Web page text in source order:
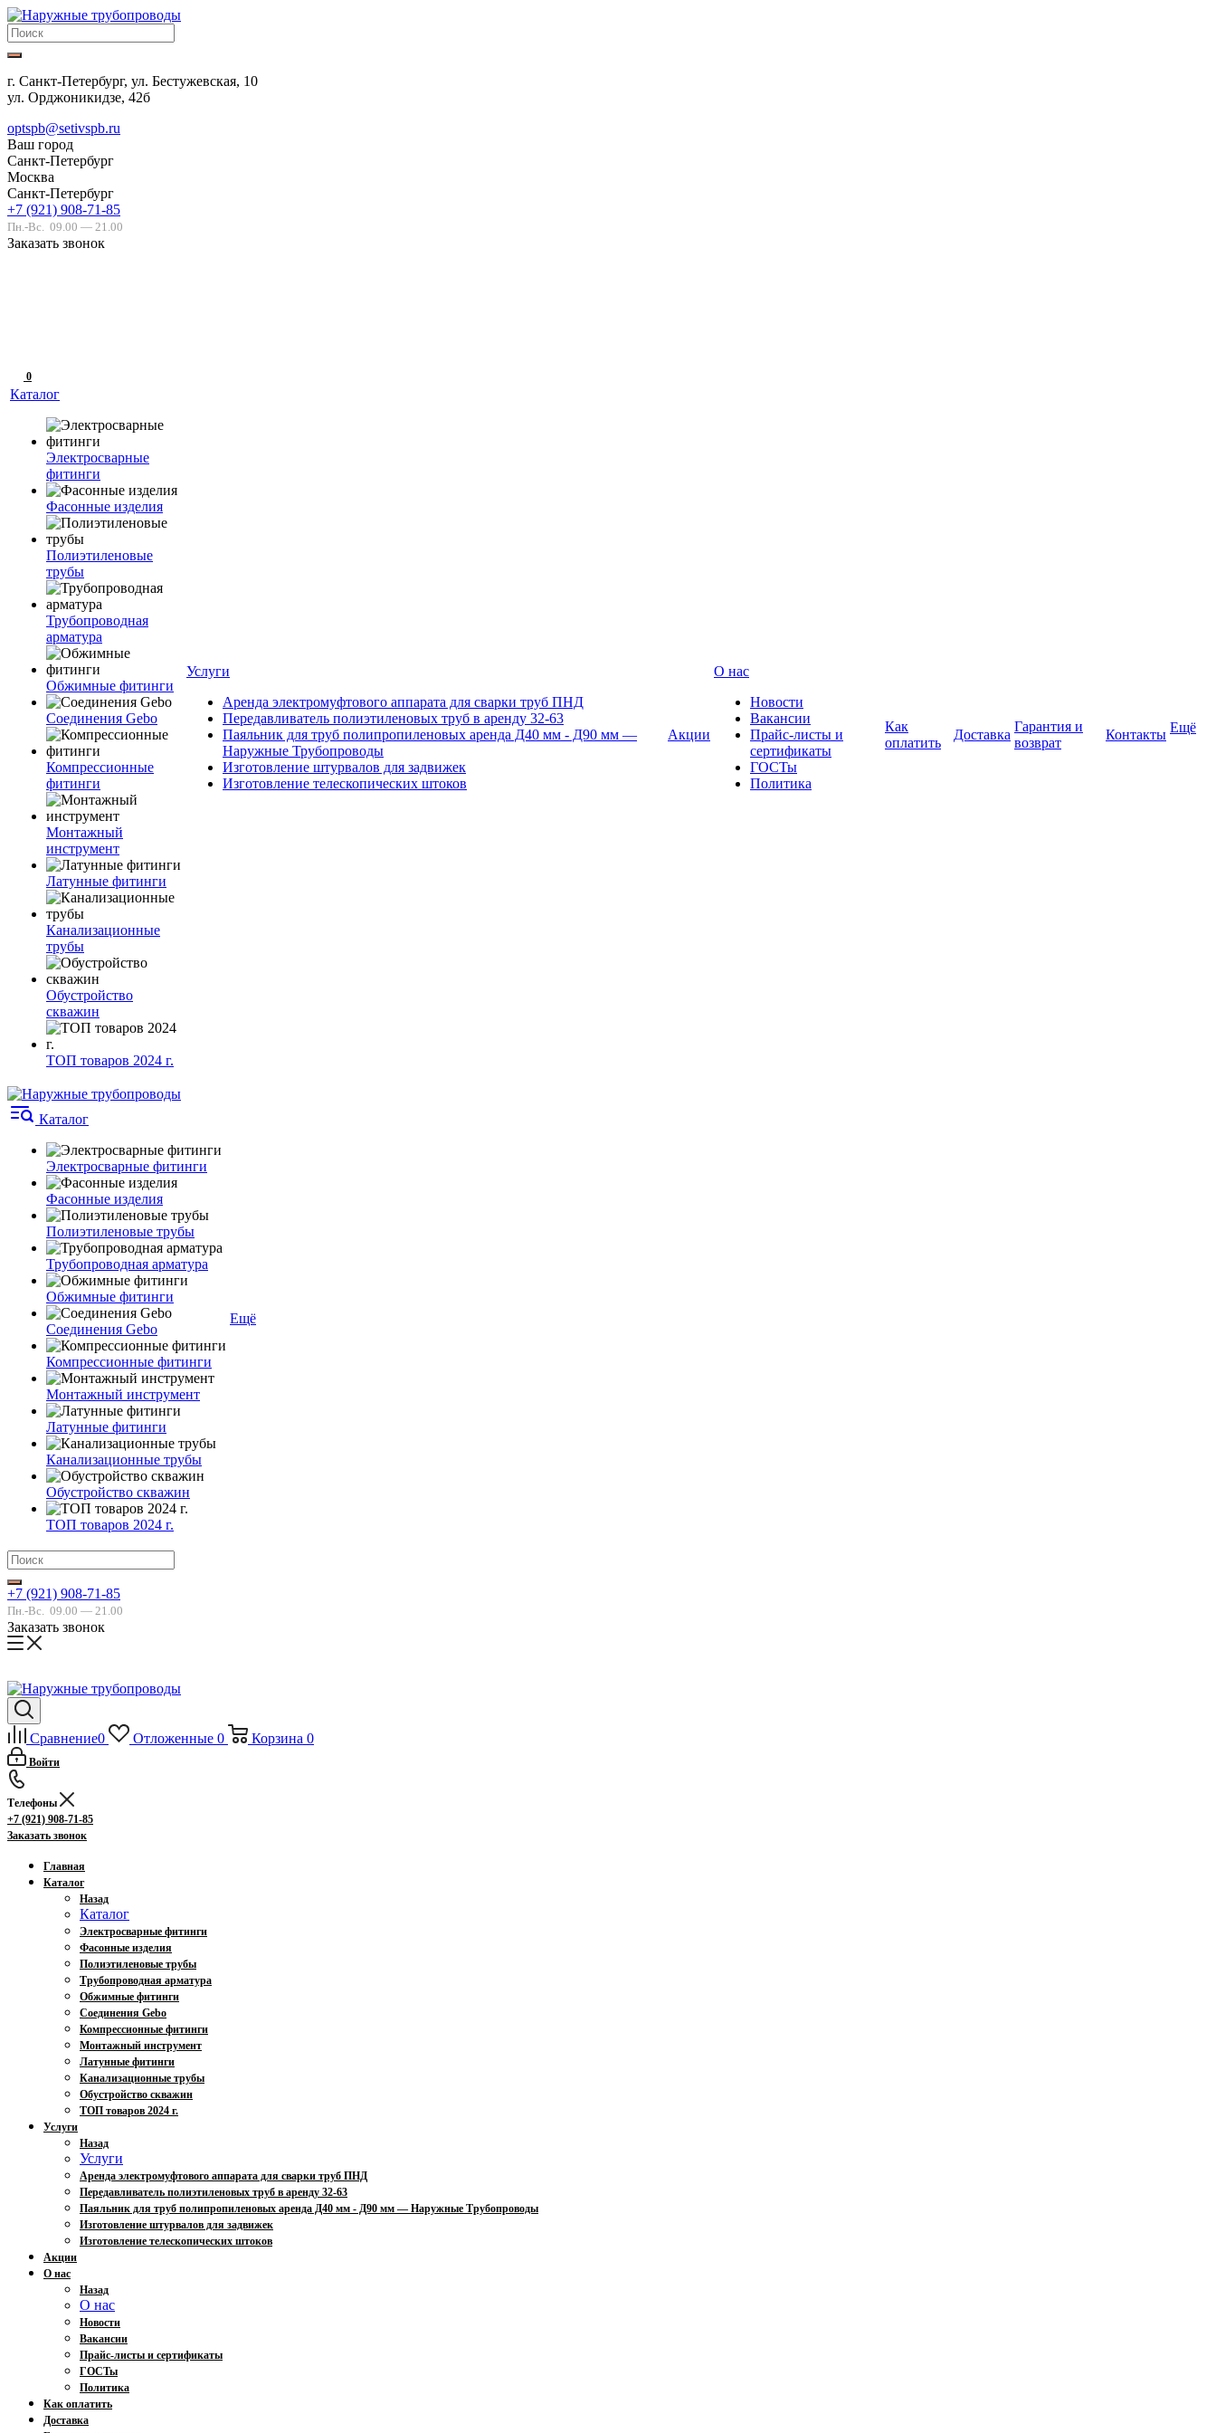
г. Санкт-Петербург, ул. Бестужевская, 10
ул. Орджоникидзе, 42б
optspb@setivspb.ru
Ваш город
Санкт-Петербург
Москва
Санкт-Петербург
+7 (921) 908-71-85
Пн.-Вс. 09.00 — 21.00
Заказать звонок
0
Каталог
Электросварные
фитинги
Фасонные изделия
Полиэтиленовые
трубы
Трубопроводная
арматура
Обжимные фитинги
Соединения Gebo
Компрессионные
фитинги
Монтажный
инструмент
Латунные фитинги
Канализационные
трубы
Обустройство
скважин
ТОП товаров 2024 г.
Услуги
Аренда электромуфтового аппарата для сварки труб ПНД
Передавливатель полиэтиленовых труб в аренду 32-63
Паяльник для труб полипропиленовых аренда Д40 мм - Д90 мм —
Наружные Трубопроводы
Изготовление штурвалов для задвижек
Изготовление телескопических штоков
Акции
О нас
Новости
Вакансии
Прайс-листы и
сертификаты
ГОСТы
Политика
Как
оплатить
Доставка
Гарантия и
возврат
Контакты Ещё
Каталог
Электросварные фитинги
Фасонные изделия
Полиэтиленовые трубы
Трубопроводная арматура
Обжимные фитинги
Соединения Gebo
Компрессионные фитинги
Монтажный инструмент
Латунные фитинги
Канализационные трубы
Обустройство скважин
ТОП товаров 2024 г.
Ещё
+7 (921) 908-71-85
Пн.-Вс. 09.00 — 21.00
Заказать звонок
Сравнение0 Отложенные 0 Корзина 0
Войти
Телефоны
+7 (921) 908-71-85
Заказать звонок
Главная
Каталог
Назад
Каталог
Электросварные фитинги
Фасонные изделия
Полиэтиленовые трубы
Трубопроводная арматура
Обжимные фитинги
Соединения Gebo
Компрессионные фитинги
Монтажный инструмент
Латунные фитинги
Канализационные трубы
Обустройство скважин
ТОП товаров 2024 г.
Услуги
Назад
Услуги
Аренда электромуфтового аппарата для сварки труб ПНД
Передавливатель полиэтиленовых труб в аренду 32-63
Паяльник для труб полипропиленовых аренда Д40 мм - Д90 мм — Наружные Трубопроводы
Изготовление штурвалов для задвижек
Изготовление телескопических штоков
Акции
О нас
Назад
О нас
Новости
Вакансии
Прайс-листы и сертификаты
ГОСТы
Политика
Как оплатить
Доставка